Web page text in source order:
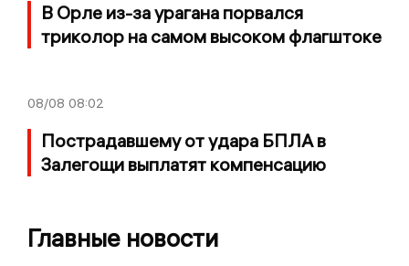
В Орле из-за урагана порвался
триколор на самом высоком флагштоке
08/08 08:02
Пострадавшему от удара БПЛА в
Залегощи выплатят компенсацию
Главные новости